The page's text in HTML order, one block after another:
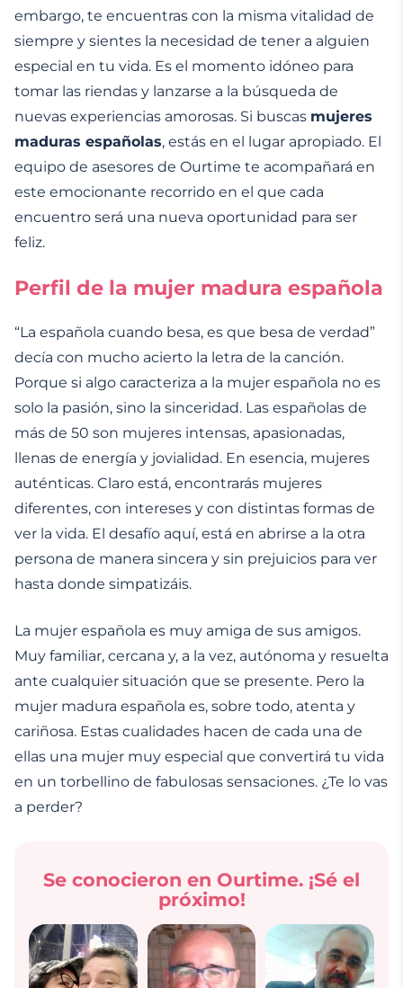
embargo, te encuentras con la misma vitalidad de
siempre y sientes la necesidad de tener a alguien
especial en tu vida. Es el momento idóneo para
tomar las riendas y lanzarse a la búsqueda de
nuevas experiencias amorosas. Si buscas mujeres
maduras españolas, estás en el lugar apropiado. El
equipo de asesores de Ourtime te acompañará en
este emocionante recorrido en el que cada
encuentro será una nueva oportunidad para ser
feliz.
Perfil de la mujer madura española
“La española cuando besa, es que besa de verdad”
decía con mucho acierto la letra de la canción.
Porque si algo caracteriza a la mujer española no es
solo la pasión, sino la sinceridad. Las españolas de
más de 50 son mujeres intensas, apasionadas,
llenas de energía y jovialidad. En esencia, mujeres
auténticas. Claro está, encontrarás mujeres
diferentes, con intereses y con distintas formas de
ver la vida. El desafío aquí, está en abrirse a la otra
persona de manera sincera y sin prejuicios para ver
hasta donde simpatizáis.
La mujer española es muy amiga de sus amigos.
Muy familiar, cercana y, a la vez, autónoma y resuelta
ante cualquier situación que se presente. Pero la
mujer madura española es, sobre todo, atenta y
cariñosa. Estas cualidades hacen de cada una de
ellas una mujer muy especial que convertirá tu vida
en un torbellino de fabulosas sensaciones. ¿Te lo vas
a perder?
Se conocieron en Ourtime. ¡Sé el
próximo!